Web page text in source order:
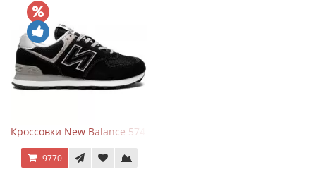
Кроссовки New Balance 574 Evergreen Black
9770